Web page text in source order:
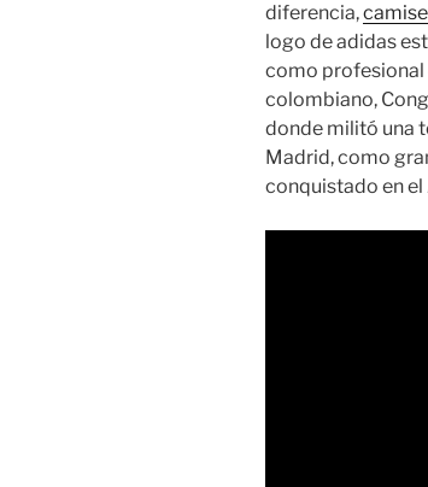
diferencia,
logo de adidas
como profesional
colombiano,
donde militó una
Madrid, como
conquistado en el